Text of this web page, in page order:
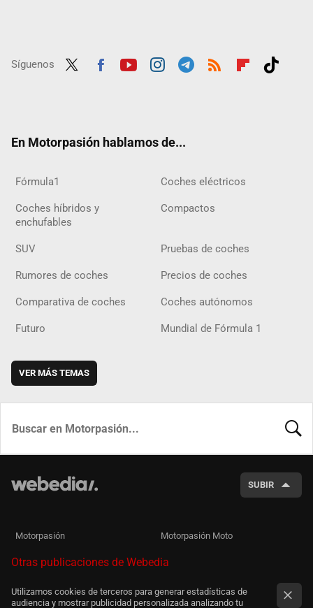
Síguenos
En Motorpasión hablamos de...
Fórmula1 Coches eléctricos
Coches híbridos y
enchufables
Compactos
SUV Pruebas de coches
Rumores de coches Precios de coches
Comparativa de coches Coches autónomos
Futuro Mundial de Fórmula 1
VER MÁS TEMAS
SUBIR
Motorpasión Motorpasión Moto
Otras publicaciones de Webedia
Utilizamos cookies de terceros para generar estadísticas de
audiencia y mostrar publicidad personalizada analizando tu